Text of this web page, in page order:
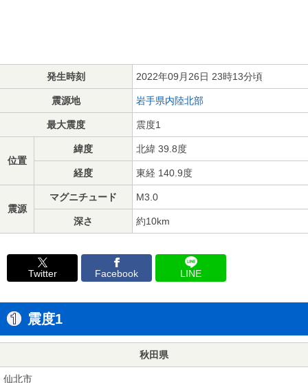
発生時刻 2022年09月26日 23時13分頃
震源地 岩手県内陸北部
最大震度 震度1
位置
緯度 北緯 39.8度
経度 東経 140.9度
震源
マグニチュード M3.0
深さ 約10km
Twitter Facebook LINE
震度1
秋田県
仙北市